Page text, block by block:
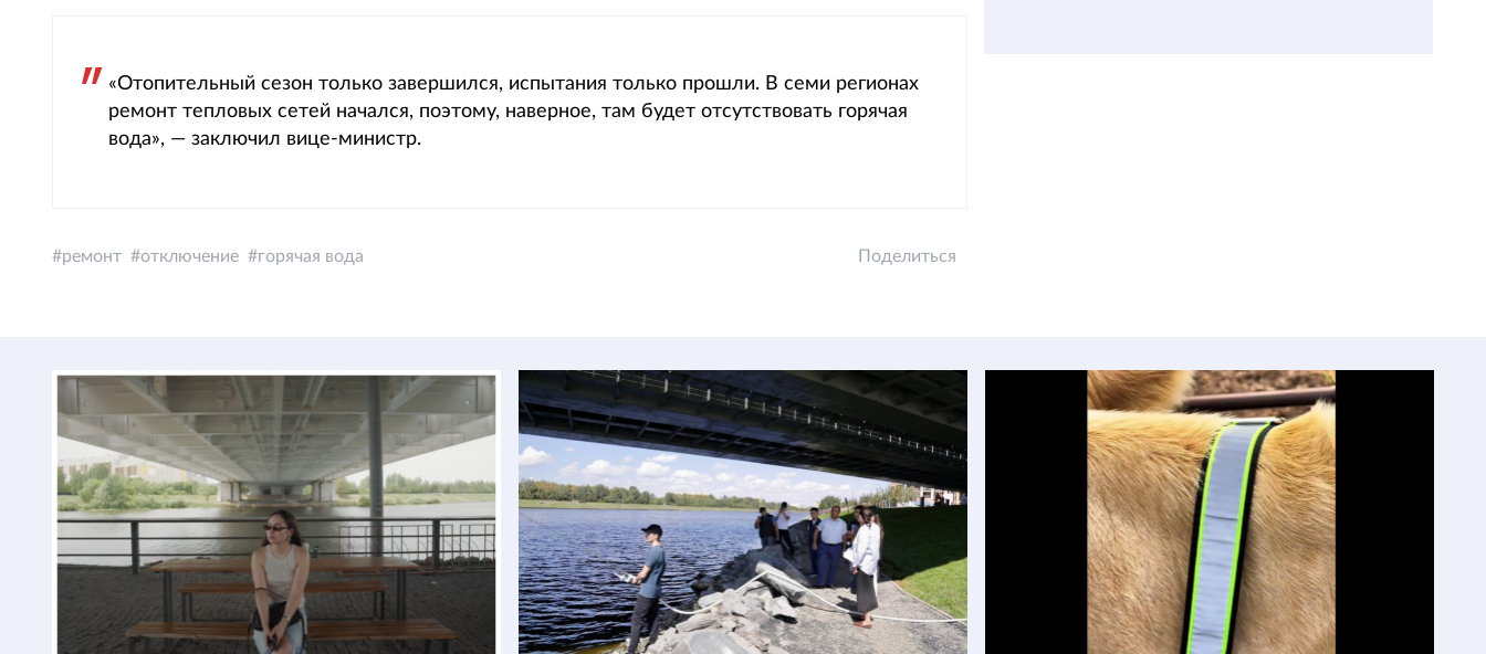
«Отопительный сезон только завершился, испытания только прошли. В семи регионах
ремонт тепловых сетей начался, поэтому, наверное, там будет отсутствовать горячая
вода», — заключил вице-министр.
ремонт отключение горячая вода Поделиться